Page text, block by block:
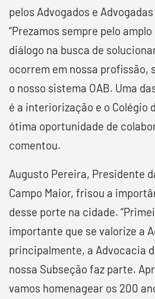
pelos Advogados e
“Prezamos sempre pelo
diálogo na busca de
ocorrem em nossa
o nosso sistema OAB. Uma
é a interiorização e o Colégio
ótima oportunidade de
comentou.
Augusto Pereira, Presidente
Campo Maior, frisou a
desse porte na cidade.
importante que se valorize a
principalmente, a Advocacia
nossa Subseção faz parte.
vamos homenagear os 200